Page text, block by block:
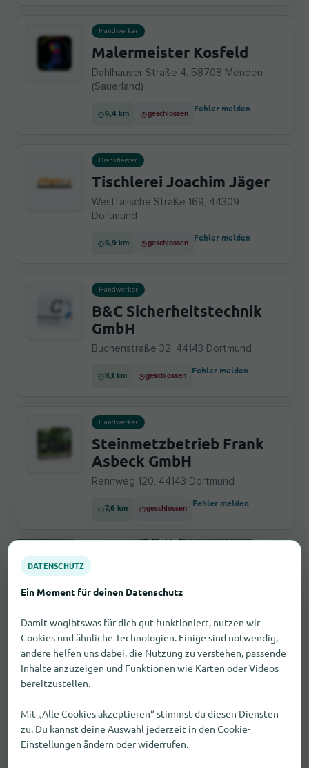
Handwerker
Malermeister Kosfeld
Dahlhauser Straße 4, 58708 Menden
(Sauerland)
6,4 km geschlossen
Fehler melden
Dienstleister
Tischlerei Joachim Jäger
Westfälische Straße 169, 44309
Dortmund
6,9 km geschlossen
Fehler melden
Handwerker
B&C Sicherheitstechnik
GmbH
Buchenstraße 32, 44143 Dortmund
8,1 km geschlossen
Fehler melden
Handwerker
Steinmetzbetrieb Frank
Asbeck GmbH
Rennweg 120, 44143 Dortmund
7,6 km geschlossen
Fehler melden
Handwerker
Hegestück 15 A, 58640 Iserlohn
8,4 km Öffnungszeiten prüfen
Fehler melden
Bauunternehmen & Architekten
Frieling
Raumausstattungen
DATENSCHUTZ
Ein Moment für deinen Datenschutz
Damit wogibtswas für dich gut funktioniert, nutzen wir
Cookies und ähnliche Technologien. Einige sind notwendig,
andere helfen uns dabei, die Nutzung zu verstehen, passende
Inhalte anzuzeigen und Funktionen wie Karten oder Videos
bereitzustellen.
Mit „Alle Cookies akzeptieren“ stimmst du diesen Diensten
zu. Du kannst deine Auswahl jederzeit in den Cookie-
Einstellungen ändern oder widerrufen.